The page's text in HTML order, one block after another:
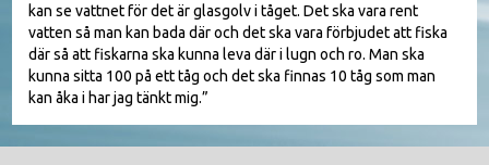
kan se vattnet för det är glasgolv i tåget. Det ska vara rent
vatten så man kan bada där och det ska vara förbjudet att fiska
där så att fiskarna ska kunna leva där i lugn och ro. Man ska
kunna sitta 100 på ett tåg och det ska finnas 10 tåg som man
kan åka i har jag tänkt mig.”